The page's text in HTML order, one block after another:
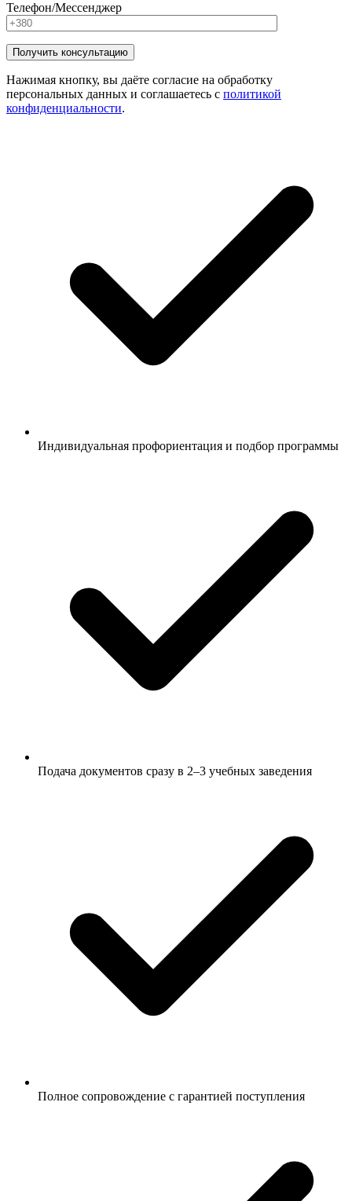
Телефон/Мессенджер
Нажимая кнопку, вы даёте согласие на обработку
персональных данных и соглашаетесь с политикой
конфиденциальности.
Индивидуальная профориентация и подбор программы
Подача документов сразу в 2–3 учебных заведения
Полное сопровождение с гарантией поступления